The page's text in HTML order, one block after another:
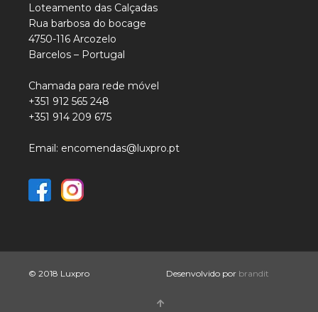
Loteamento das Calçadas
Rua barbosa do bocage
4750-116 Arcozelo
Barcelos – Portugal
Chamada para rede móvel
+351 912 565 248
+351 914 209 675
Email: encomendas@luxpro.pt
© 2018 Luxpro Desenvolvido por brandit